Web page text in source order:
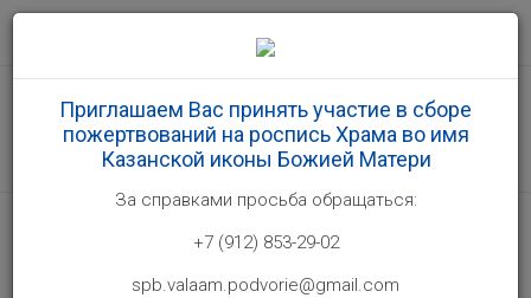
Главная
Валаамский монастырь
Валаамский монастырь | Валаам † Подворье
монастыря в Санкт-Петербурге, официальный сайт
Валаамский монастырь
Приглашаем Вас принять участие в сборе
пожертвований на роспись Храма во имя
Казанской иконы Божией Матери
За справками проcьба обращаться:
+7 (912) 853-29-02
spb.valaam.podvorie@gmail.com